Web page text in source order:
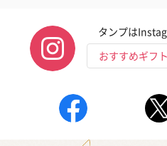
タンプは
おすすめギフ